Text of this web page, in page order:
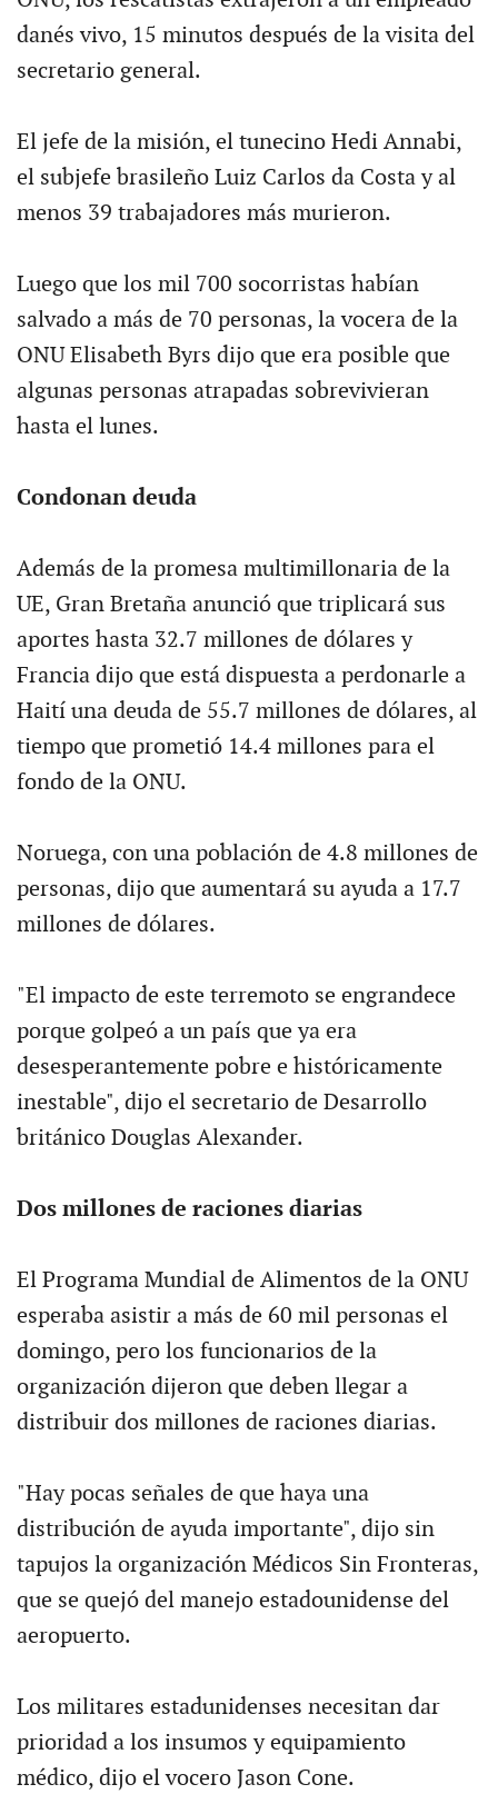
danés vivo, 15 minutos después de la visita del
secretario general.
El jefe de la misión, el tunecino Hedi Annabi,
el subjefe brasileño Luiz Carlos da Costa y al
menos 39 trabajadores más murieron.
Luego que los mil 700 socorristas habían
salvado a más de 70 personas, la vocera de la
ONU Elisabeth Byrs dijo que era posible que
algunas personas atrapadas sobrevivieran
hasta el lunes.
Condonan deuda
Además de la promesa multimillonaria de la
UE, Gran Bretaña anunció que triplicará sus
aportes hasta 32.7 millones de dólares y
Francia dijo que está dispuesta a perdonarle a
Haití una deuda de 55.7 millones de dólares, al
tiempo que prometió 14.4 millones para el
fondo de la ONU.
Noruega, con una población de 4.8 millones de
personas, dijo que aumentará su ayuda a 17.7
millones de dólares.
"El impacto de este terremoto se engrandece
porque golpeó a un país que ya era
desesperantemente pobre e históricamente
inestable", dijo el secretario de Desarrollo
británico Douglas Alexander.
Dos millones de raciones diarias
El Programa Mundial de Alimentos de la ONU
esperaba asistir a más de 60 mil personas el
domingo, pero los funcionarios de la
organización dijeron que deben llegar a
distribuir dos millones de raciones diarias.
"Hay pocas señales de que haya una
distribución de ayuda importante", dijo sin
tapujos la organización Médicos Sin Fronteras,
que se quejó del manejo estadounidense del
aeropuerto.
Los militares estadunidenses necesitan dar
prioridad a los insumos y equipamiento
médico, dijo el vocero Jason Cone.